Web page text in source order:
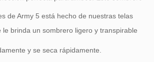
de Army 5 está hecho de nuestras telas
le brinda un sombrero ligero y transpirable
y se seca rápidamente.